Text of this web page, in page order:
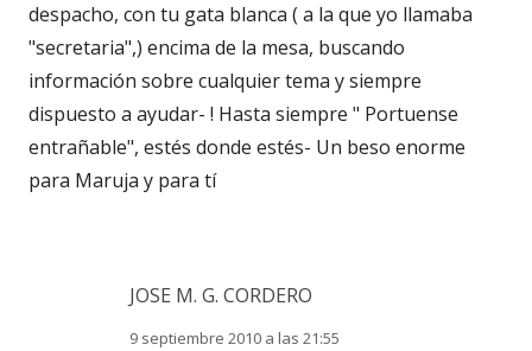
despacho, con tu gata blanca ( a la que yo llamaba
"secretaria",) encima de la mesa, buscando
información sobre cualquier tema y siempre
dispuesto a ayudar- ! Hasta siempre " Portuense
entrañable", estés donde estés- Un beso enorme
para Maruja y para tí
JOSE M. G. CORDERO
9 septiembre 2010 a las 21:55